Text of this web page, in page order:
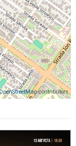
contributors